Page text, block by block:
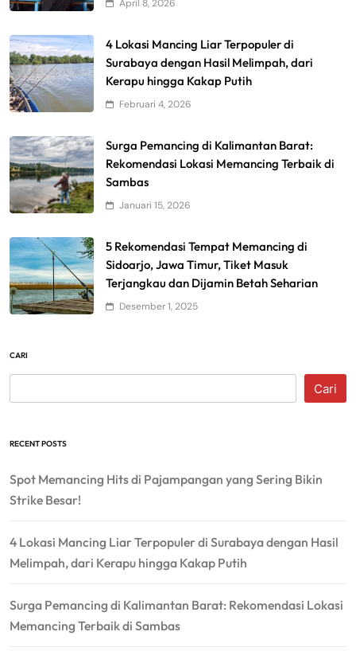
April 8, 2026
4 Lokasi Mancing Liar Terpopuler di
Surabaya dengan Hasil Melimpah, dari
Kerapu hingga Kakap Putih
Februari 4, 2026
Surga Pemancing di Kalimantan Barat:
Rekomendasi Lokasi Memancing Terbaik di
Sambas
Januari 15, 2026
5 Rekomendasi Tempat Memancing di
Sidoarjo, Jawa Timur, Tiket Masuk
Terjangkau dan Dijamin Betah Seharian
Desember 1, 2025
CARI
Cari
RECENT POSTS
Spot Memancing Hits di Pajampangan yang Sering Bikin
Strike Besar!
4 Lokasi Mancing Liar Terpopuler di Surabaya dengan Hasil
Melimpah, dari Kerapu hingga Kakap Putih
Surga Pemancing di Kalimantan Barat: Rekomendasi Lokasi
Memancing Terbaik di Sambas